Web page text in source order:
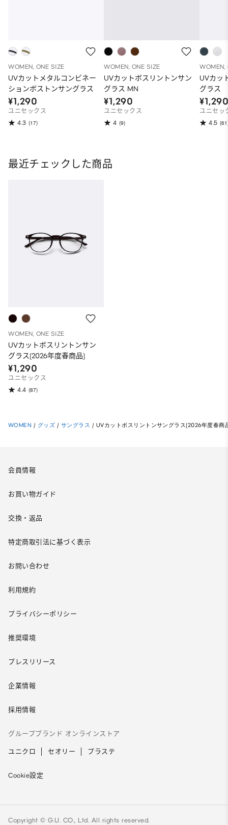
WOMEN, ONE SIZE
UVカットメタルコンビネー
ションボストンサングラス
¥1,290
ユニセックス
4.3 (17)
WOMEN, ONE SIZE
UVカットボスリントンサン
グラス MN
¥1,290
ユニセックス
4 (9)
WOMEN,
UVカッ
グラス
ユニセッ
4.5
最近チェックした商品
WOMEN, ONE SIZE
UVカットボスリントンサン
グラス(2026年度春商品)
¥1,290
ユニセックス
4.4 (87)
WOMEN / グッズ / サングラス / UVカットボスリントンサングラス(2026年度春商
会員情報
お買い物ガイド
交換・返品
特定商取引法に基づく表示
お問い合わせ
利用規約
プライバシーポリシー
推奨環境
プレスリリース
企業情報
採用情報
グループブランド オンラインストア
ユニクロ セオリー プラステ
Cookie設定
Copyright © G.U. CO., Ltd. All rights reserved.